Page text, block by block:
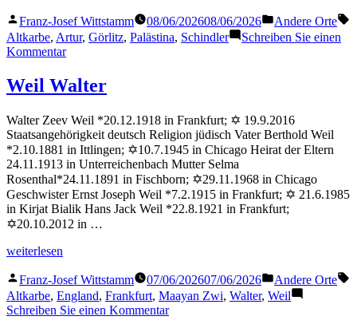
Veröffentlicht
von
Franz-Josef Wittstamm 08/06/202608/06/2026
Veröffentlicht
in
Andere Orte
Altkarbe, Artur, Görlitz, Palästina, Schindler
Schreiben Sie einen
Kommentarzu
Artur
Weil Walter
Walter Zeev Weil *20.12.1918 in Frankfurt; ✡ 19.9.2016
Staatsangehörigkeit deutsch Religion jüdisch Vater Berthold Weil
*2.10.1881 in Ittlingen; ✡10.7.1945 in Chicago Heirat der Eltern
24.11.1913 in Unterreichenbach Mutter Selma
Rosenthal*24.11.1891 in Fischborn; ✡29.11.1968 in Chicago
Geschwister Ernst Joseph Weil *7.2.1915 in Frankfurt; ✡ 21.6.1985
in Kirjat Bialik Hans Jack Weil *22.8.1921 in Frankfurt;
✡20.10.2012 in …
„Weil
weiterlesen
Veröffentlicht
von
Franz-Josef Wittstamm 07/06/202607/06/2026
Veröffentlicht
in
Andere Orte
Altkarbe, England, Frankfurt, Maayan Zwi, Walter, Weil
Schreiben Sie einen Kommentarzu